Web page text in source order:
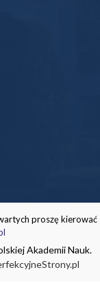
proszę kierować
Akademii Nauk.